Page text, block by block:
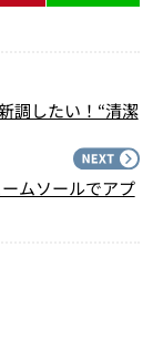
調したい！“清潔
ムソールでアプ